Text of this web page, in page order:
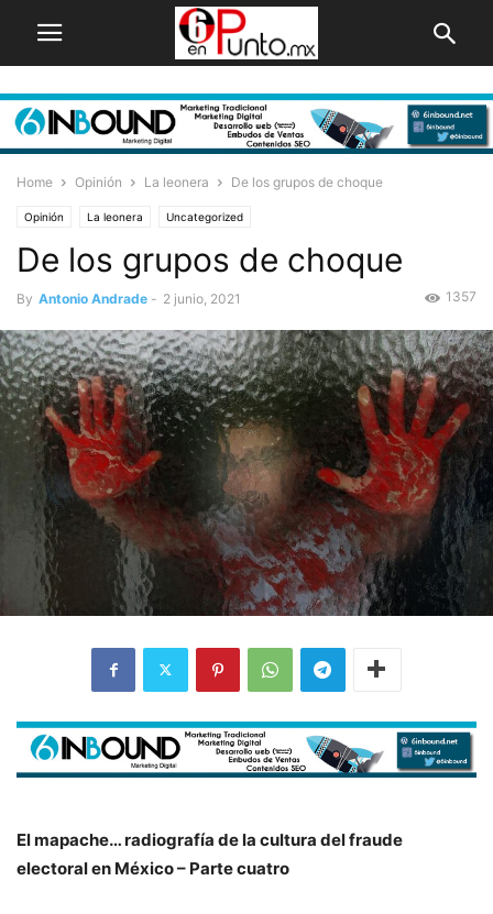
Home Opinión La leonera De los grupos de choque
Opinión La leonera Uncategorized
De los grupos de choque
By Antonio Andrade - 2 junio, 2021 1357
El mapache… radiografía de la cultura del fraude
electoral en México – Parte cuatro